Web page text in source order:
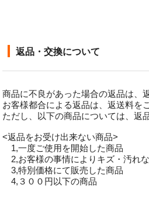
返品・交換について
商品に不良があった場合の返品は、
お客様都合による返品は、返送料を
ただし、以下の商品については、返
<返品をお受け出来ない商品>
1,一度ご使用を開始した商品
2,お客様の事情によりキズ・汚れ
3,特別価格にて販売した商品
4,３００円以下の商品